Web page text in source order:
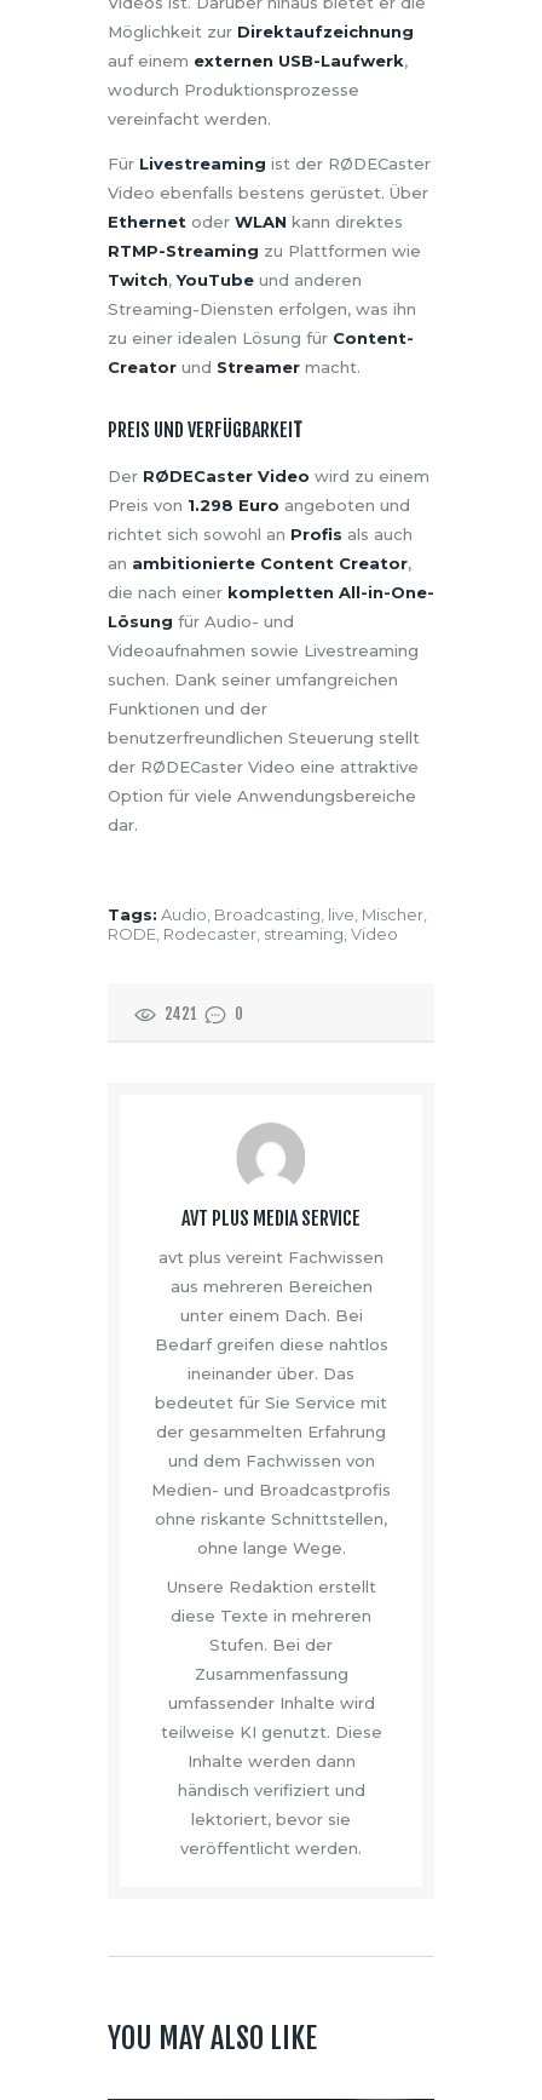
Möglichkeit zur Direktaufzeichnung
auf einem externen USB-Laufwerk,
wodurch Produktionsprozesse
vereinfacht werden.
Für Livestreaming ist der RØDECaster
Video ebenfalls bestens gerüstet. Über
Ethernet oder WLAN kann direktes
RTMP-Streaming zu Plattformen wie
Twitch,YouTube und anderen
Streaming-Diensten erfolgen, was ihn
zu einer idealen Lösung für Content-
Creator und Streamer macht.
PREIS UND VERFÜGBARKEIT
Der RØDECaster Video wird zu einem
Preis von 1.298 Euro angeboten und
richtet sich sowohl an Profis als auch
an ambitionierte Content Creator,
die nach einer kompletten All-in-One-
Lösung für Audio- und
Videoaufnahmen sowie Livestreaming
suchen. Dank seiner umfangreichen
Funktionen und der
benutzerfreundlichen Steuerung stellt
der RØDECaster Video eine attraktive
Option für viele Anwendungsbereiche
dar.
Tags: Audio, Broadcasting, live, Mischer,
RODE, Rodecaster, streaming,Video
2421 0
AVT PLUS MEDIA SERVICE
avt plus vereint Fachwissen
aus mehreren Bereichen
unter einem Dach. Bei
Bedarf greifen diese nahtlos
ineinander über. Das
bedeutet für Sie Service mit
der gesammelten Erfahrung
und dem Fachwissen von
Medien- und Broadcastprofis
ohne riskante Schnittstellen,
ohne lange Wege.
Unsere Redaktion erstellt
diese Texte in mehreren
Stufen. Bei der
Zusammenfassung
umfassender Inhalte wird
teilweise KI genutzt. Diese
Inhalte werden dann
händisch verifiziert und
lektoriert, bevor sie
veröffentlicht werden.
YOU MAY ALSO LIKE